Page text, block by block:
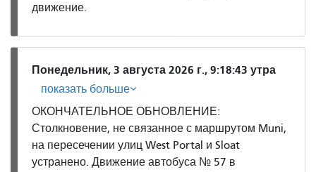
движение.
Понедельник, 3 августа 2026 г., 9:18:43 утра
показать больше
ОКОНЧАТЕЛЬНОЕ ОБНОВЛЕНИЕ:
Столкновение, не связанное с маршрутом Muni,
на пересечении улиц West Portal и Sloat
устранено. Движение автобуса № 57 в